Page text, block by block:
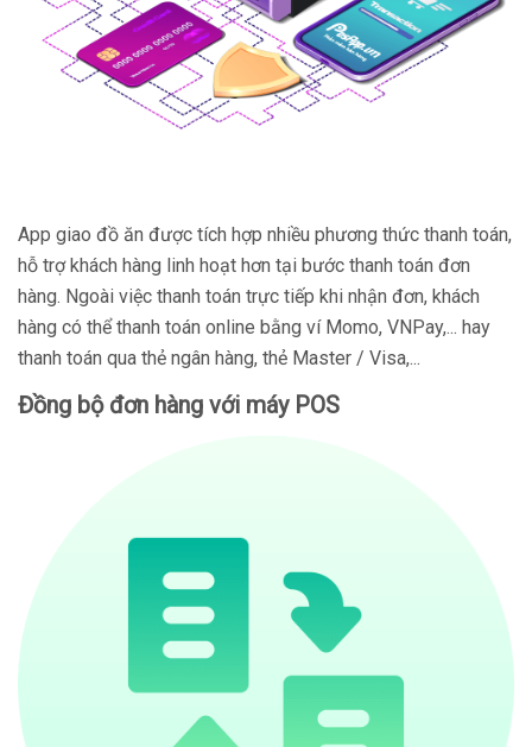
App giao đồ ăn được tích hợp nhiều phương thức thanh toán,
hỗ trợ khách hàng linh hoạt hơn tại bước thanh toán đơn
hàng. Ngoài việc thanh toán trực tiếp khi nhận đơn, khách
hàng có thể thanh toán online bằng ví Momo, VNPay,... hay
thanh toán qua thẻ ngân hàng, thẻ Master / Visa,...
Đồng bộ đơn hàng với máy POS